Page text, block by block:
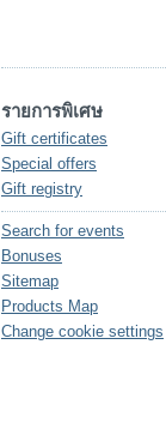
รายการพิเศษ
Gift certificates
Special offers
Gift registry
Search for events
Bonuses
Sitemap
Products Map
Change cookie settings